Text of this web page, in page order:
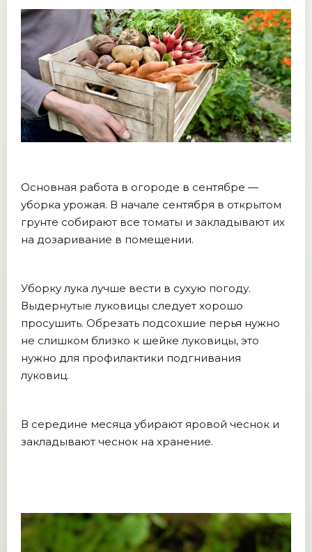
Основная работа в огороде в сентябре —
уборка урожая. В начале сентября в открытом
грунте собирают все томаты и закладывают их
на дозаривание в помещении.
Уборку лука лучше вести в сухую погоду.
Выдернутые луковицы следует хорошо
просушить. Обрезать подсохшие перья нужно
не слишком близко к шейке луковицы, это
нужно для профилактики подгнивания
луковиц.
В середине месяца убирают яровой чеснок и
закладывают чеснок на хранение.